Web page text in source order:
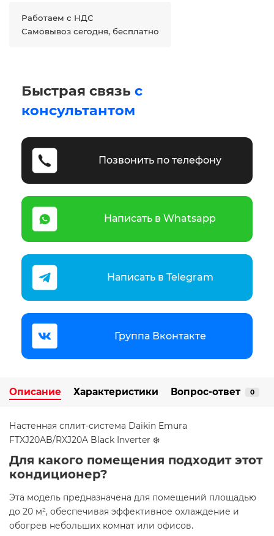
Работаем с НДС
Самовывоз сегодня, бесплатно
Быстрая связь с
консультантом
Позвонить по телефону
Написать в Whatsapp
Написать в Telegram
Группа Вконтакте
Описание Характеристики Вопрос-ответ 0
​​​​Настенная сплит-система Daikin Emura
FTXJ20AB/RXJ20A Black Inverter ❄️
Для какого помещения подходит этот
кондиционер?
Эта модель предназначена для помещений площадью
до 20 м², обеспечивая эффективное охлаждение и
обогрев небольших комнат или офисов.​